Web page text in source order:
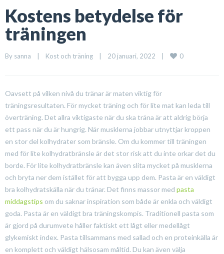
Kostens betydelse för
träningen
By sanna Kost och träning 20 januari, 2022 0
Oavsett på vilken nivå du tränar är maten viktig för
träningsresultaten. För mycket träning och för lite mat kan leda till
överträning. Det allra viktigaste när du ska träna är att aldrig börja
ett pass när du är hungrig. När musklerna jobbar utnyttjar kroppen
en stor del kolhydrater som bränsle. Om du kommer till träningen
med för lite kolhydratbränsle är det stor risk att du inte orkar det du
borde. För lite kolhydratbränsle kan även slita mycket på musklerna
och bryta ner dem istället för att bygga upp dem. Pasta är en väldigt
bra kolhydratskälla när du tränar. Det finns massor med pasta
middagstips om du saknar inspiration som både är enkla och väldigt
goda. Pasta är en väldigt bra träningskompis. Traditionell pasta som
är gjord på durumvete håller faktiskt ett lågt eller medellågt
glykemiskt index. Pasta tillsammans med sallad och en proteinkälla är
en komplett och väldigt hälsosam måltid. Du kan även välja